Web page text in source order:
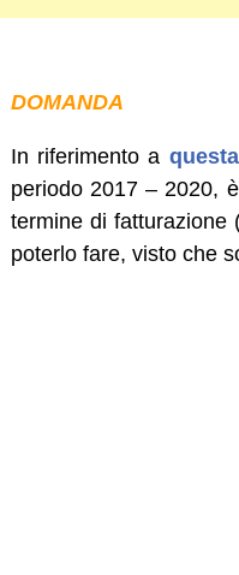
DOMANDA
In riferimento a
periodo 2017 – 2020,
termine di fatturazione
poterlo fare, visto che